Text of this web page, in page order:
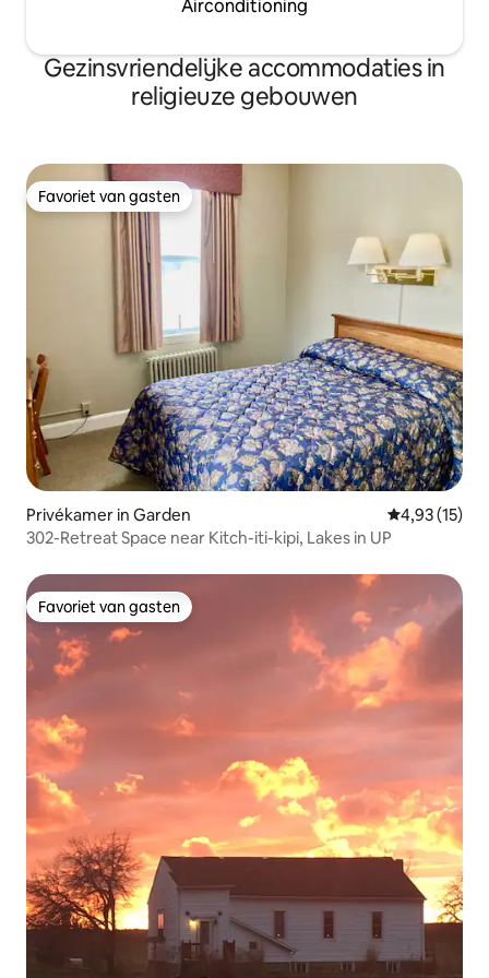
Airconditioning
Gezinsvriendelijke accommodaties in
religieuze gebouwen
Favoriet van gasten
Favoriet van gasten
Privékamer in Garden Gemiddelde
4,93 (15)
302-Retreat Space near Kitch-iti-kipi, Lakes in UP
Favoriet van gasten
Favoriet van gasten